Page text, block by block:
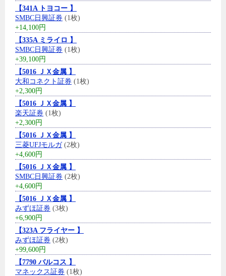
【341A トヨコー 】
SMBC日興証券 (1枚)
+14,100円
【335A ミライロ 】
SMBC日興証券 (1枚)
+39,100円
【5016 ＪＸ金属 】
大和コネクト証券 (1枚)
+2,300円
【5016 ＪＸ金属 】
楽天証券 (1枚)
+2,300円
【5016 ＪＸ金属 】
三菱UFJモルガ(2枚)
+4,600円
【5016 ＪＸ金属 】
SMBC日興証券 (2枚)
+4,600円
【5016 ＪＸ金属 】
みずほ証券 (3枚)
+6,900円
【323A フライヤー 】
みずほ証券 (2枚)
+99,600円
【7790 バルコス 】
マネックス証券 (1枚)